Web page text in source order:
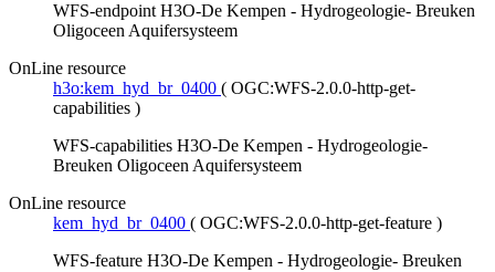
WFS-endpoint H3O-De Kempen - Hydrogeologie- Breuken
Oligoceen Aquifersysteem
OnLine resource
h3o:kem_hyd_br_0400 ( OGC:WFS-2.0.0-http-get-
capabilities )
WFS-capabilities H3O-De Kempen - Hydrogeologie-
Breuken Oligoceen Aquifersysteem
OnLine resource
kem_hyd_br_0400 ( OGC:WFS-2.0.0-http-get-feature )
WFS-feature H3O-De Kempen - Hydrogeologie- Breuken